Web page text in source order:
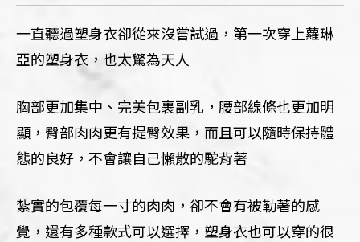
一直聽過塑身衣卻從來沒嘗試過， 第一次穿上蘿琳
亞的塑身衣， 也太驚為天人
胸部更加集中、完美包裹副乳， 腰部線條也更加明
顯， 臀部肉肉更有提臀效果， 而且可以隨時保持體
態的良好，不會讓自己懶散的駝背著
紮實的包覆每一寸的肉肉，卻不會有被勒著的感
覺，還有多種款式可以選擇，塑身衣也可以穿的很